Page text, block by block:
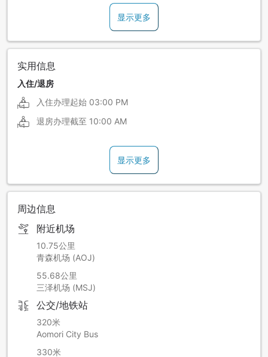
显示更多
实用信息
入住/退房
入住办理起始 03:00 PM
退房办理截至 10:00 AM
显示更多
周边信息
附近机场
10.75公里
青森机场 (AOJ)
55.68公里
三泽机场 (MSJ)
公交/地铁站
320米
Aomori City Bus
330米